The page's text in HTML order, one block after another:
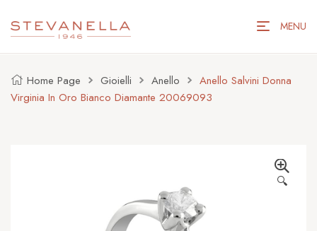
MENU
Home Page Gioielli Anello
Anello Salvini Donna
Virginia In Oro Bianco Diamante 20069093
🔍